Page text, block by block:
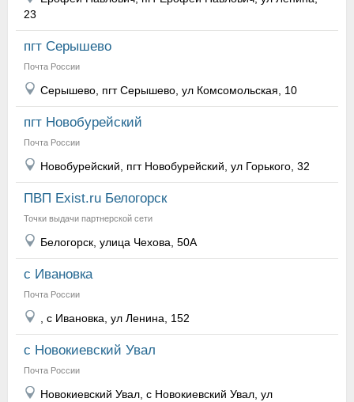
23
пгт Серышево
Почта России
Серышево, пгт Серышево, ул Комсомольская, 10
пгт Новобурейский
Почта России
Новобурейский, пгт Новобурейский, ул Горького, 32
ПВП Exist.ru Белогорск
Точки выдачи партнерской сети
Белогорск, улица Чехова, 50А
с Ивановка
Почта России
, с Ивановка, ул Ленина, 152
с Новокиевский Увал
Почта России
Новокиевский Увал, с Новокиевский Увал, ул